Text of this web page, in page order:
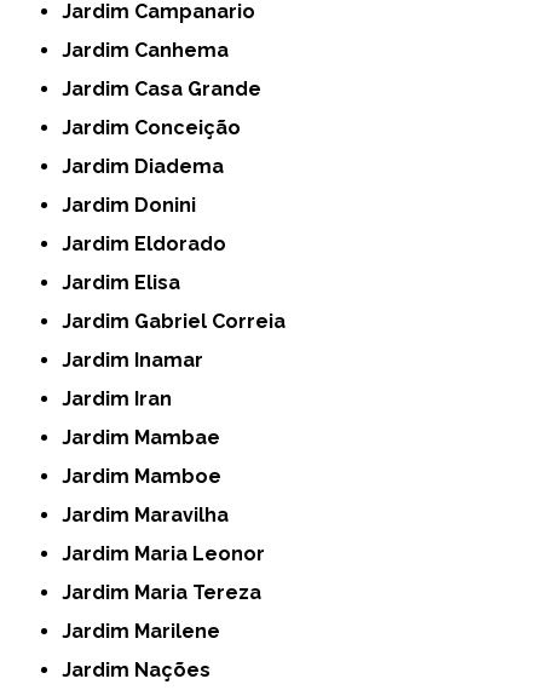
Jardim Campanario
Jardim Canhema
Jardim Casa Grande
Jardim Conceição
Jardim Diadema
Jardim Donini
Jardim Eldorado
Jardim Elisa
Jardim Gabriel Correia
Jardim Inamar
Jardim Iran
Jardim Mambae
Jardim Mamboe
Jardim Maravilha
Jardim Maria Leonor
Jardim Maria Tereza
Jardim Marilene
Jardim Nações